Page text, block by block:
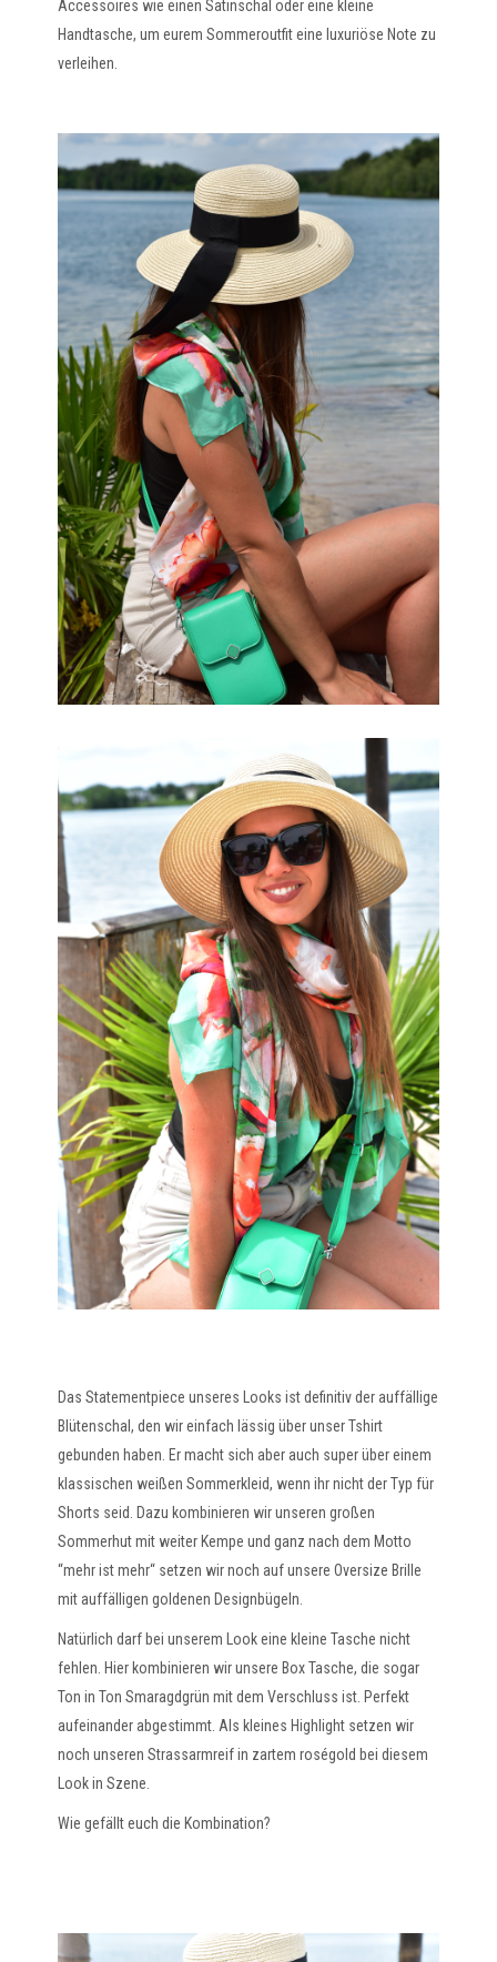
Accessoires wie einen Satinschal oder eine kleine
Handtasche, um eurem Sommeroutfit eine luxuriöse Note zu
verleihen.
Das Statementpiece unseres Looks ist definitiv der auffällige
Blütenschal, den wir einfach lässig über unser Tshirt
gebunden haben. Er macht sich aber auch super über einem
klassischen weißen Sommerkleid, wenn ihr nicht der Typ für
Shorts seid. Dazu kombinieren wir unseren großen
Sommerhut mit weiter Kempe und ganz nach dem Motto
“mehr ist mehr“ setzen wir noch auf unsere Oversize Brille
mit auffälligen goldenen Designbügeln.
Natürlich darf bei unserem Look eine kleine Tasche nicht
fehlen. Hier kombinieren wir unsere Box Tasche, die sogar
Ton in Ton Smaragdgrün mit dem Verschluss ist. Perfekt
aufeinander abgestimmt. Als kleines Highlight setzen wir
noch unseren Strassarmreif in zartem roségold bei diesem
Look in Szene.
Wie gefällt euch die Kombination?